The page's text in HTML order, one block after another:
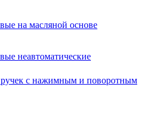
на масляной основе
неавтоматические
с нажимным и поворотным